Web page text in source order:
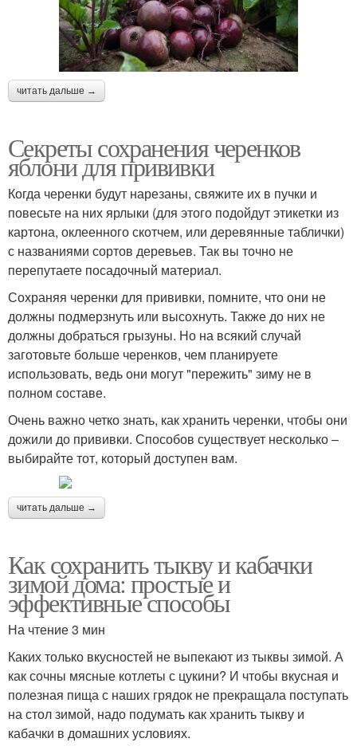
читать дальше →
Секреты сохранения черенков
яблони для прививки
Когда черенки будут нарезаны, свяжите их в пучки и
повесьте на них ярлыки (для этого подойдут этикетки из
картона, оклеенного скотчем, или деревянные таблички)
с названиями сортов деревьев. Так вы точно не
перепутаете посадочный материал.
Сохраняя черенки для прививки, помните, что они не
должны подмерзнуть или высохнуть. Также до них не
должны добраться грызуны. Но на всякий случай
заготовьте больше черенков, чем планируете
использовать, ведь они могут "пережить" зиму не в
полном составе.
Очень важно четко знать, как хранить черенки, чтобы они
дожили до прививки. Способов существует несколько –
выбирайте тот, который доступен вам.
читать дальше →
Как сохранить тыкву и кабачки
зимой дома: простые и
эффективные способы
На чтение 3 мин
Каких только вкусностей не выпекают из тыквы зимой. А
как сочны мясные котлеты с цукини? И чтобы вкусная и
полезная пища с наших грядок не прекращала поступать
на стол зимой, надо подумать как хранить тыкву и
кабачки в домашних условиях.